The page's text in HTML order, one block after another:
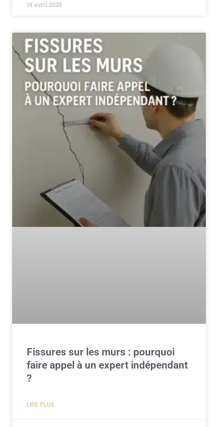
19 avril 2025
Fissures sur les murs : pourquoi
faire appel à un expert indépendant
?
LIRE PLUS